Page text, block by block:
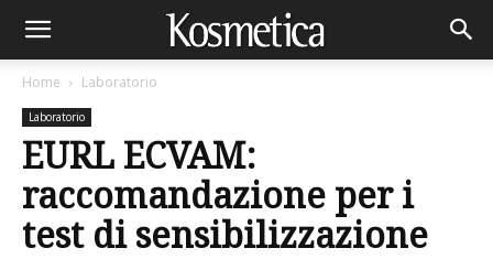
Home Laboratorio
Laboratorio
EURL ECVAM:
raccomandazione per i
test di sensibilizzazione